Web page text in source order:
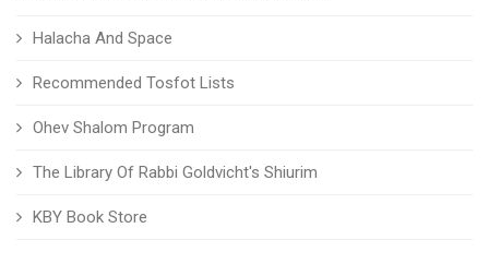
Halacha And Space
Recommended Tosfot Lists
Ohev Shalom Program
The Library Of Rabbi Goldvicht's Shiurim
KBY Book Store